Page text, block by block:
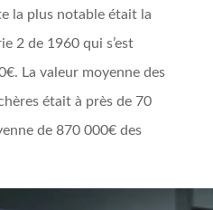
la plus notable était la
2 de 1960 qui s’est
La valeur moyenne des
était à près de 70
de 870 000€ des